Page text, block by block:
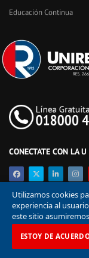
Educación Continua
CONECTATE CON LA
© Corporación
Utilizamos cookies
experiencia al
este sitio
ESTOY DE